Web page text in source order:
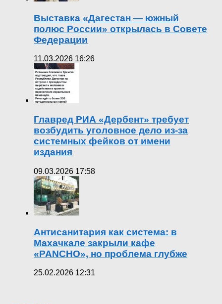
Выставка «Дагестан — южный
полюс России» открылась в Совете
Федерации
11.03.2026 16:26
Главред РИА «Дербент» требует
возбудить уголовное дело из-за
системных фейков от имени
издания
09.03.2026 17:58
Антисанитария как система: в
Махачкале закрыли кафе
«PANCHO», но проблема глубже
25.02.2026 12:31